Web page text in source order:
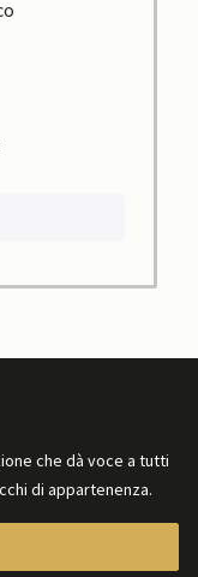
che dà voce a tutti
di appartenenza.